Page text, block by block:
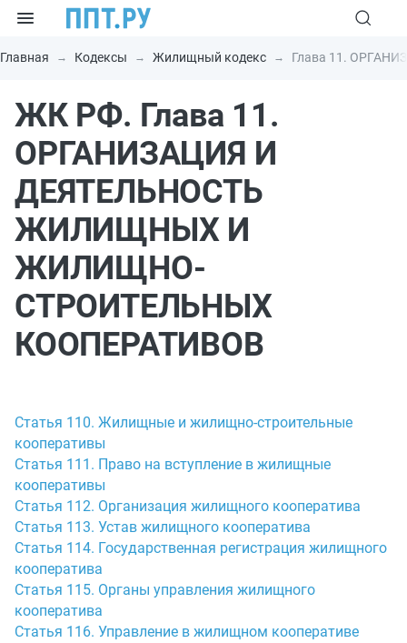
Главная Кодексы Жилищный кодекс Глава 11.
ЖК РФ. Глава 11.
ОРГАНИЗАЦИЯ И
ДЕЯТЕЛЬНОСТЬ
ЖИЛИЩНЫХ И
ЖИЛИЩНО-
СТРОИТЕЛЬНЫХ
КООПЕРАТИВОВ
Статья 110. Жилищные и жилищно-строительные
кооперативы
Статья 111. Право на вступление в жилищные
кооперативы
Статья 112. Организация жилищного кооператива
Статья 113. Устав жилищного кооператива
Статья 114. Государственная регистрация жилищного
кооператива
Статья 115. Органы управления жилищного
кооператива
Статья 116. Управление в жилищном кооперативе